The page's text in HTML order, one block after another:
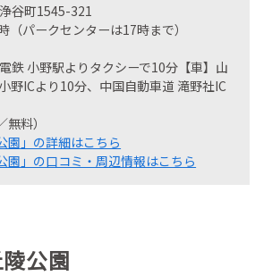
谷町1545-321
（パークセンターは17時まで）
電鉄 小野駅よりタクシーで10分【車】山
野ICより10分、中国自動車道 滝野社IC
料）
園」の詳細はこちら
園」の口コミ・周辺情報はこちら
公園